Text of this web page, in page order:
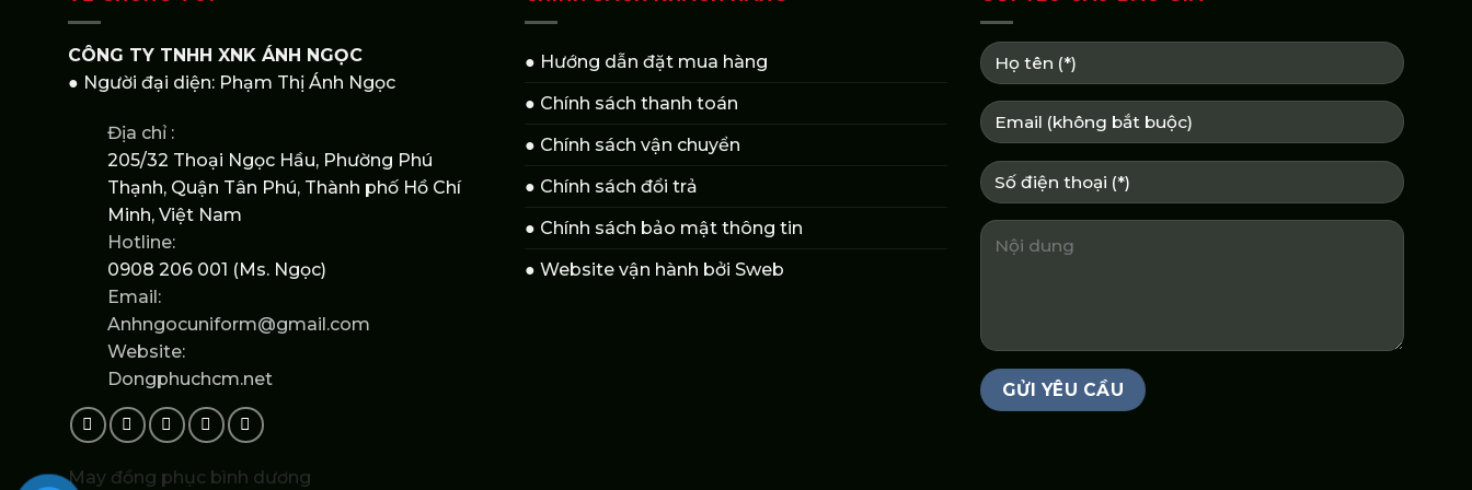
CÔNG TY TNHH XNK ÁNH NGỌC
● Người đại diện: Phạm Thị Ánh Ngọc
Địa chỉ :
205/32 Thoại Ngọc Hầu, Phường Phú
Thạnh, Quận Tân Phú, Thành phố Hồ Chí
Minh, Việt Nam
Hotline:
0908 206 001 (Ms. Ngọc)
Email:
Anhngocuniform@gmail.com
Website:
Dongphuchcm.net
May đồng phục bình dương
● Hướng dẫn đặt mua hàng
● Chính sách thanh toán
● Chính sách vận chuyển
● Chính sách đổi trả
● Chính sách bảo mật thông tin
● Website vận hành bởi Sweb